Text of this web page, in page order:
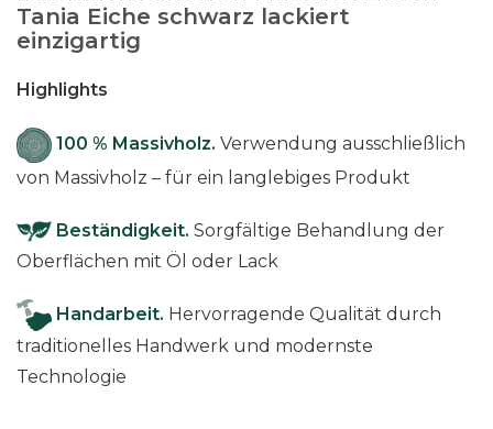
a
z
a
c
i
e
t
M
e
n
Tania Eiche schwarz lackiert
einzigartig
Highlights
100 % Massivholz. Verwendung ausschließlich
von Massivholz – für ein langlebiges Produkt
Beständigkeit. Sorgfältige Behandlung der
Oberflächen mit Öl oder Lack
Handarbeit. Hervorragende Qualität durch
traditionelles Handwerk und modernste
Technologie